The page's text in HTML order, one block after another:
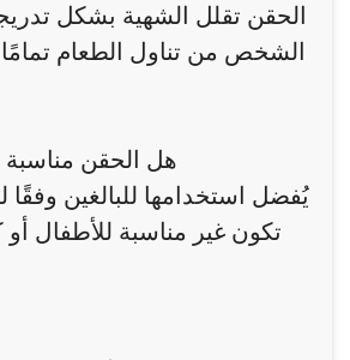
الحقن تقلل الشهية بشكل
الشخص من تناول الطعام
6. هل الحقن
يُفضل استخدامها للبالغين وفقًا
تكون غير مناسبة للأطفال